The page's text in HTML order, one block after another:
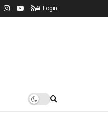
Login